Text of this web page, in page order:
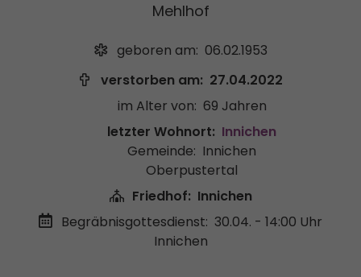
Mehlhof
geboren am: 06.02.1953
verstorben am: 27.04.2022
im Alter von: 69 Jahren
letzter Wohnort: Innichen
Gemeinde: Innichen
Oberpustertal
Friedhof: Innichen
Begräbnisgottesdienst: 30.04. - 14:00 Uhr
Innichen